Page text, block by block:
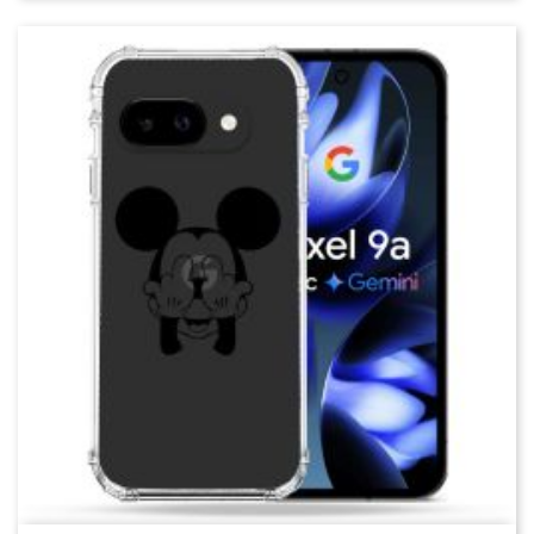
Gravure laser latérale : ajoutez pseudo,
date, QR Code perso ou devise en 24
héritages typographiques.
RGB-Edge Strip (option)
: liseré LED fin
alimenté par USB-C pass-through pour
streams ou bureaux gaming.
Boucle magnétique intégrée: fixation
MagSafe-compatible pour supports
vélo/voiture et porte-cartes.
5. Éco-engagement « Re-Cover Loop »
Plastique recyclé 30 %, boîte carton FSC + encres
Programme reprise : renvoyez votre ancienne